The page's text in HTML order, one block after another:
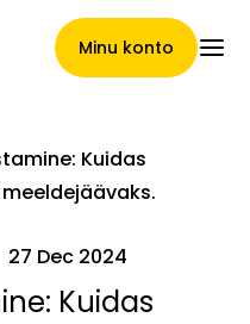
Minu konto
Kuidas
27 Dec 2024
Kuidas